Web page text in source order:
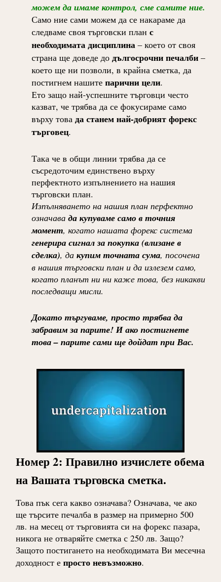
можем да имаме контрол, сме самите ние.
Само ние сами можем да се накараме да
следваме своя търговски план с
необходимата дисциплина– което от своя
страна ще доведе до дългосрочни печалби–
което ще ни позволи, в крайна сметка, да
постигнем нашите парични цели.
Ето защо най-успешните търговци често
казват, че трябва да се фокусираме само
върху това да станем най-добрият форекс
търговец.
Така че в общи линии трябва да се
съсредоточим единствено върху
перфектното изпълнението на нашия
търговски план.
Изпълняването на нашия план перфектно
означава да купуваме само в точния
момент, когато нашата форекс система
генерира сигнал за покупка (влизане в
сделка), да купим точната сума, посочена
в нашия търговски план и да излезем само,
когато планът ни ни каже това, без никакви
последващи мисли.
Докато търгуваме, просто трябва да
забравим за парите! И ако постигнете
това – парите сами ще дойдат при Вас.
Номер 2: Правилно изчислете обема
на Вашата търговска сметка.
Това пък сега какво означава? Означава, че ако
ще търсите печалба в размер на примерно 500
лв. на месец от търговията си на форекс пазара,
никога не отваряйте сметка с 250 лв. Защо?
Защото постигането на необходимата Ви месечна
доходност е просто невъзможно.